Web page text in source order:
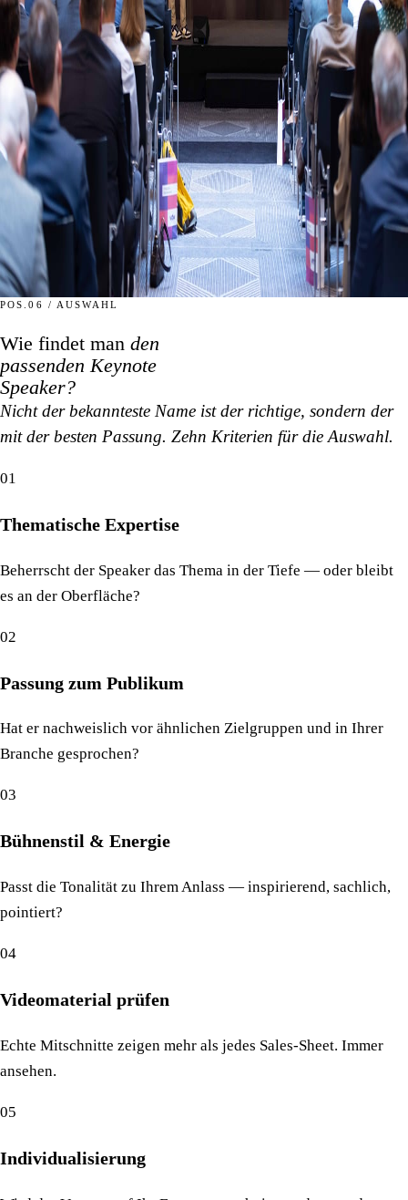
POS.06 / AUSWAHL
Wie findet man den
passenden Keynote
Speaker?
Nicht der bekannteste Name ist der richtige, sondern der
mit der besten Passung. Zehn Kriterien für die Auswahl.
01
Thematische Expertise
Beherrscht der Speaker das Thema in der Tiefe — oder bleibt
es an der Oberfläche?
02
Passung zum Publikum
Hat er nachweislich vor ähnlichen Zielgruppen und in Ihrer
Branche gesprochen?
03
Bühnenstil & Energie
Passt die Tonalität zu Ihrem Anlass — inspirierend, sachlich,
pointiert?
04
Videomaterial prüfen
Echte Mitschnitte zeigen mehr als jedes Sales-Sheet. Immer
ansehen.
05
Individualisierung